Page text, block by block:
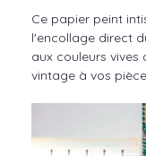
Ce papier peint
l'encollage direct
aux couleurs
vintage à vos